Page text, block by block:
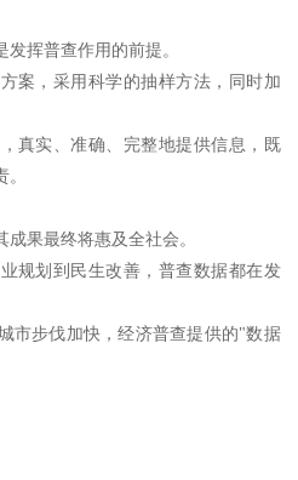
挥普查作用的前提。
案，采用科学的抽样方法，同时加
真实、准确、完整地提供信息，既
果最终将惠及全社会。
规划到民生改善，普查数据都在发
市步伐加快，经济普查提供的"数据